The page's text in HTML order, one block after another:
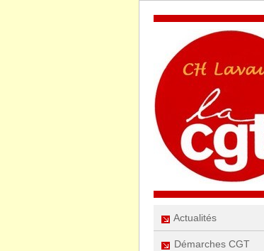
Actualités
Démarches CGT